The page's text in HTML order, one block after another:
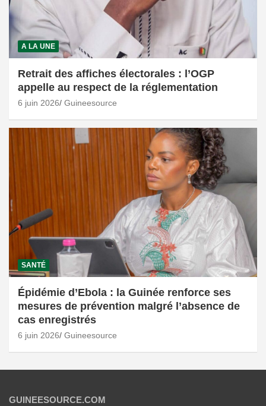
A LA UNE
Retrait des affiches électorales : l’OGP
appelle au respect de la réglementation
6 juin 2026 Guineesource
SANTÉ
Épidémie d’Ebola : la Guinée renforce ses
mesures de prévention malgré l’absence de
cas enregistrés
6 juin 2026 Guineesource
GUINEESOURCE.COM